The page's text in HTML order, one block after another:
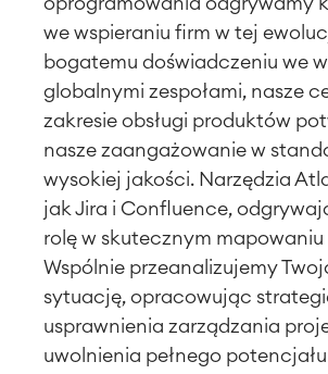
we wspieraniu firm w tej
bogatemu doświadczeniu we
globalnymi zespołami, nasze
zakresie obsługi produktów
nasze zaangażowanie w
wysokiej jakości. Narzędzia
jak Jira i Confluence,
rolę w skutecznym mapowaniu
Wspólnie przeanalizujemy
sytuację, opracowując
usprawnienia zarządzania
uwolnienia pełnego